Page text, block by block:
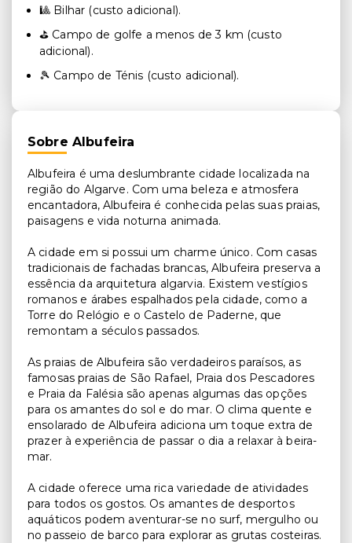
🎱 Bilhar (custo adicional).
⛳ Campo de golfe a menos de 3 km (custo
adicional).
🎾 Campo de Ténis (custo adicional).
Sobre Albufeira
Albufeira é uma deslumbrante cidade localizada na
região do Algarve. Com uma beleza e atmosfera
encantadora, Albufeira é conhecida pelas suas praias,
paisagens e vida noturna animada.
A cidade em si possui um charme único. Com casas
tradicionais de fachadas brancas, Albufeira preserva a
essência da arquitetura algarvia. Existem vestígios
romanos e árabes espalhados pela cidade, como a
Torre do Relógio e o Castelo de Paderne, que
remontam a séculos passados.
As praias de Albufeira são verdadeiros paraísos, as
famosas praias de São Rafael, Praia dos Pescadores
e Praia da Falésia são apenas algumas das opções
para os amantes do sol e do mar. O clima quente e
ensolarado de Albufeira adiciona um toque extra de
prazer à experiência de passar o dia a relaxar à beira-
mar.
A cidade oferece uma rica variedade de atividades
para todos os gostos. Os amantes de desportos
aquáticos podem aventurar-se no surf, mergulho ou
no passeio de barco para explorar as grutas costeiras.